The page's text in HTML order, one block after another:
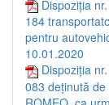
Dispoziția
184
pentru
10.01.2020
Dispoziția
083 deținută